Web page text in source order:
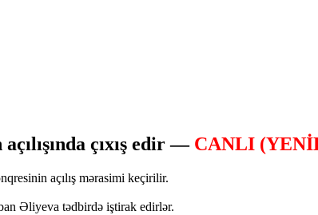
çıxış edir — CANLI
açılış mərasimi keçirilir.
Əliyeva tədbirdə iştirak edirlər.